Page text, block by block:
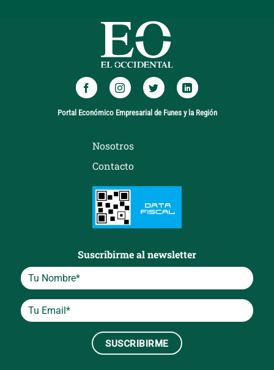
Portal Económico Empresarial de Funes y la Región
Nosotros
Contacto
Suscribirme al newsletter